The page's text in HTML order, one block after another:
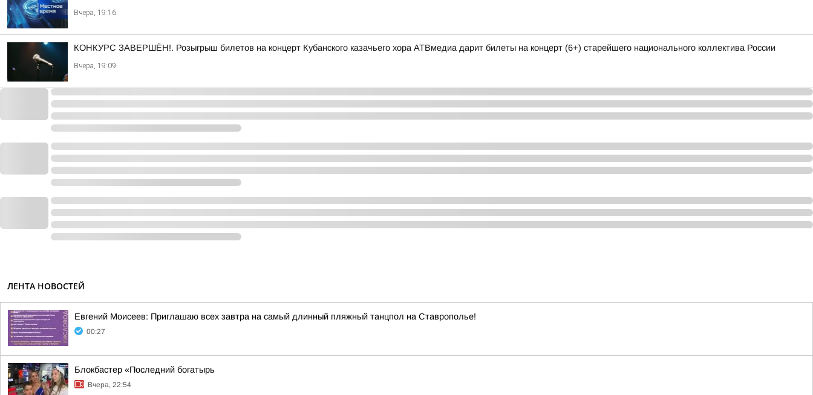
Вчера, 19:16
КОНКУРС ЗАВЕРШЁН!. Розыгрыш билетов на концерт Кубанского казачьего хора АТВмедиа дарит билеты на концерт (6+) старейшего национального коллектива России
Вчера, 19:09
ЛЕНТА НОВОСТЕЙ
Евгений Моисеев: Приглашаю всех завтра на самый длинный пляжный танцпол на Ставрополье!
00:27
Блокбастер «Последний богатырь
Вчера, 22:54